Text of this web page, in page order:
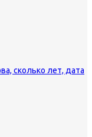
сколько лет, дата